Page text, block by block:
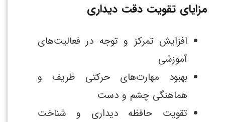
مزایای تقویت دقت دیداری
افزایش تمرکز و توجه در فعالیت‌های
آموزشی
بهبود مهارت‌های حرکتی ظریف و
هماهنگی چشم و دست
تقویت حافظه دیداری و شناخت